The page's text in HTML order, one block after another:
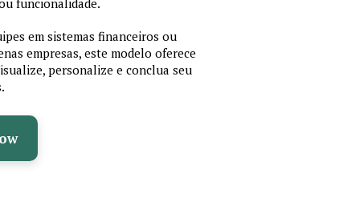
funcionalidade.
em sistemas financeiros ou
empresas, este modelo oferece
personalize e conclua seu